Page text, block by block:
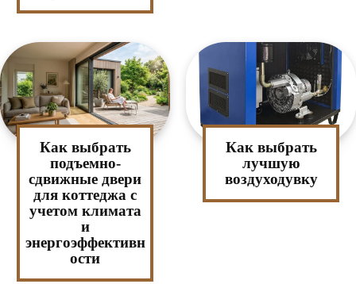
Как выбрать
подъемно-
сдвижные двери
для коттеджа с
учетом климата
и
энергоэффективн
ости
Как выбрать
лучшую
воздуходувку